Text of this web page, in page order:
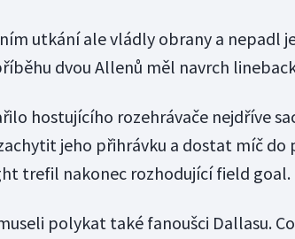
utkání ale vládly obrany a nepadl
dvou Allenů měl navrch
hostujícího rozehrávače nejdříve
jeho přihrávku a dostat míč do
trefil nakonec rozhodující field goal.
polykat také fanoušci Dallasu.